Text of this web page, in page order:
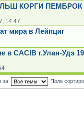
КОРГИ ПЕМБРОК
14:47
мира в Лейпциг
в CACIB г.Улан-Удэ 19
за: Поле